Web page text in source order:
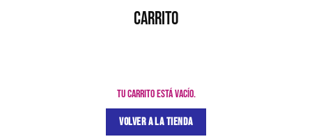
CARRITO
Tu carrito está vacío.
VOLVER A LA TIENDA